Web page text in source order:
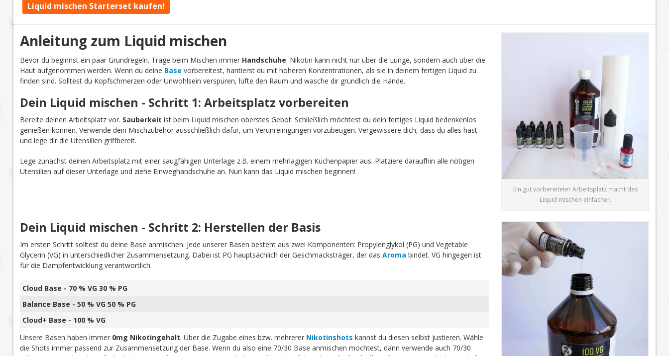
Liquid mischen Starterset kaufen!
Anleitung zum Liquid mischen
Bevor du beginnst ein paar Grundregeln. Trage beim Mischen immer Handschuhe. Nikotin kann nicht nur über die Lunge, sondern auch über die
Haut aufgenommen werden. Wenn du deine Base vorbereitest, hantierst du mit höheren Konzentrationen, als sie in deinem fertigen Liquid zu
finden sind. Solltest du Kopfschmerzen oder Unwohlsein verspüren, lüfte den Raum und wasche dir gründlich die Hände.
Dein Liquid mischen - Schritt 1: Arbeitsplatz vorbereiten
Bereite deinen Arbeitsplatz vor. Sauberkeit ist beim Liquid mischen oberstes Gebot. Schließlich möchtest du dein fertiges Liquid bedenkenlos
genießen können. Verwende dein Mischzubehör ausschließlich dafür, um Verunreinigungen vorzubeugen. Vergewissere dich, dass du alles hast
und lege dir die Utensilien griffbereit.
Lege zunächst deinen Arbeitsplatz mit einer saugfähigen Unterlage z.B. einem mehrlagigen Küchenpapier aus. Platziere daraufhin alle nötigen
Utensilien auf dieser Unterlage und ziehe Einweghandschuhe an. Nun kann das Liquid mischen beginnen!
Ein gut vorbereiteter Arbeitsplatz macht das
Liquid mischen einfacher.
Dein Liquid mischen - Schritt 2: Herstellen der Basis
Im ersten Schritt solltest du deine Base anmischen. Jede unserer Basen besteht aus zwei Komponenten: Propylenglykol (PG) und Vegetable
Glycerin (VG) in unterschiedlicher Zusammensetzung. Dabei ist PG hauptsächlich der Geschmacksträger, der das Aroma bindet. VG hingegen ist
für die Dampfentwicklung verantwortlich.
Cloud Base - 70 % VG 30 % PG
Balance Base - 50 % VG 50 % PG
Cloud+ Base - 100 % VG
Unsere Basen haben immer 0mg Nikotingehalt. Über die Zugabe eines bzw. mehrerer Nikotinshots kannst du diesen selbst justieren. Wähle
die Shots immer passend zur Zusammensetzung der Base. Wenn du also eine 70/30 Base anmischen möchtest, dann verwende auch 70/30